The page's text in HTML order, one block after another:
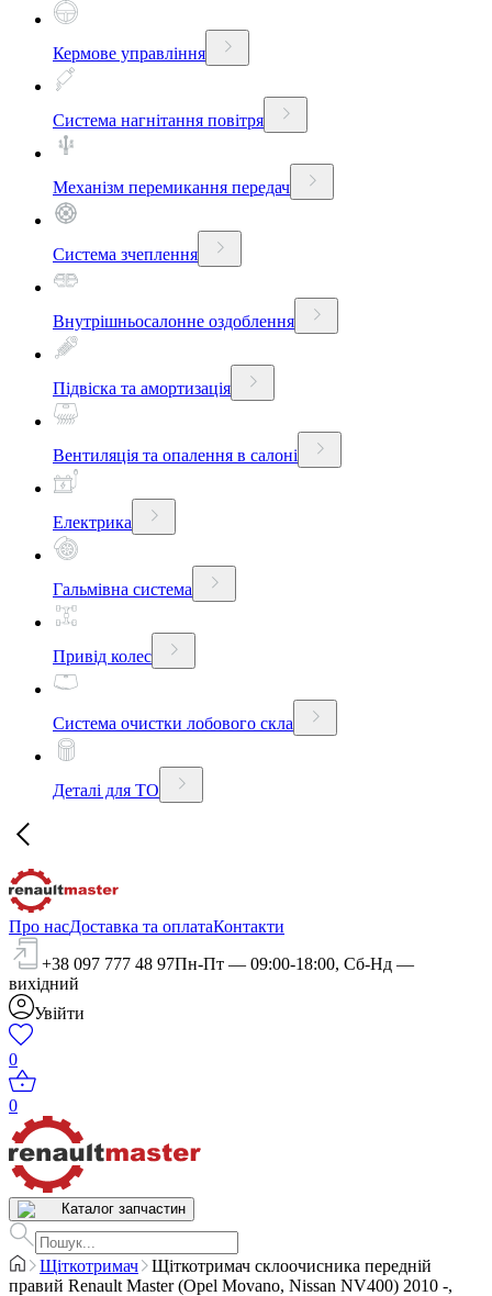
Кермове управління
Система нагнітання повітря
Механізм перемикання передач
Система зчеплення
Внутрішньосалонне оздоблення
Підвіска та амортизація
Вентиляція та опалення в салоні
Електрика
Гальмівна система
Привід колес
Система очистки лобового скла
Деталі для ТО
Про насДоставка та оплатаКонтакти
+38 097 777 48 97Пн-Пт — 09:00-18:00, Сб-Нд —
вихідний
Увійти
0
0
Каталог запчастин
Щіткотримач
Щіткотримач склоочисника передній
правий Renault Master (Opel Movano, Nissan NV400) 2010 -,